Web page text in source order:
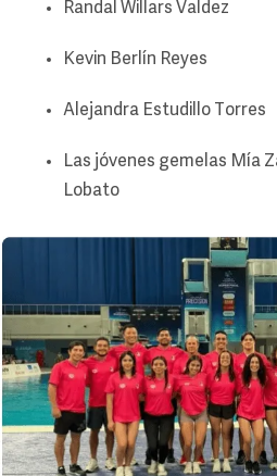
Randal Willars Valdez
Kevin Berlín Reyes
Alejandra Estudillo Torres
Las jóvenes gemelas Mía
Lobato